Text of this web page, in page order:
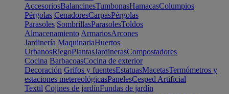
AccesoriosBalancinesTumbonasHamacasColumpios
Pérgolas CenadoresCarpasPérgolas
Parasoles SombrillasParasolesToldos
Almacenamiento ArmariosArcones
Jardinería MaquinariaHuertos
UrbanosRiegoPlantasJardinerasCompostadores
Cocina BarbacoasCocina de exterior
Decoración Grifos y fuentesEstatuasMacetasTermómetros y
estaciones metereológicasPanelesCesped Artificial
Textil Cojines de jardínFundas de jardín